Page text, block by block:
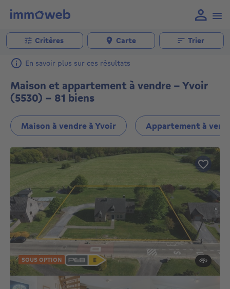
Critères Carte Trier
En savoir plus sur ces résultats
Maison et appartement à vendre - Yvoir
(5530) - 81 biens
Maison à vendre à Yvoir Appartement à
SOUS OPTION